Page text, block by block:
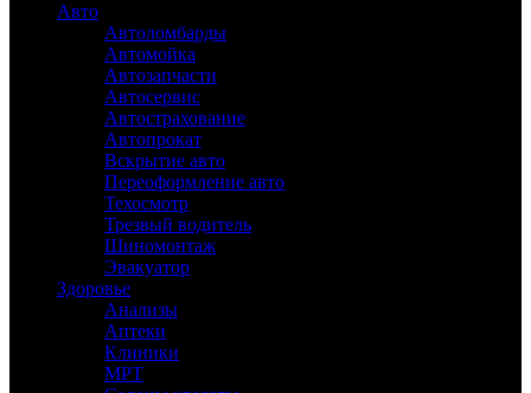
Авто
Автоломбарды
Автомойка
Автозапчасти
Автосервис
Автострахование
Автопрокат
Вскрытие авто
Переоформление авто
Техосмотр
Трезвый водитель
Шиномонтаж
Эвакуатор
Здоровье
Анализы
Аптеки
Клиники
МРТ